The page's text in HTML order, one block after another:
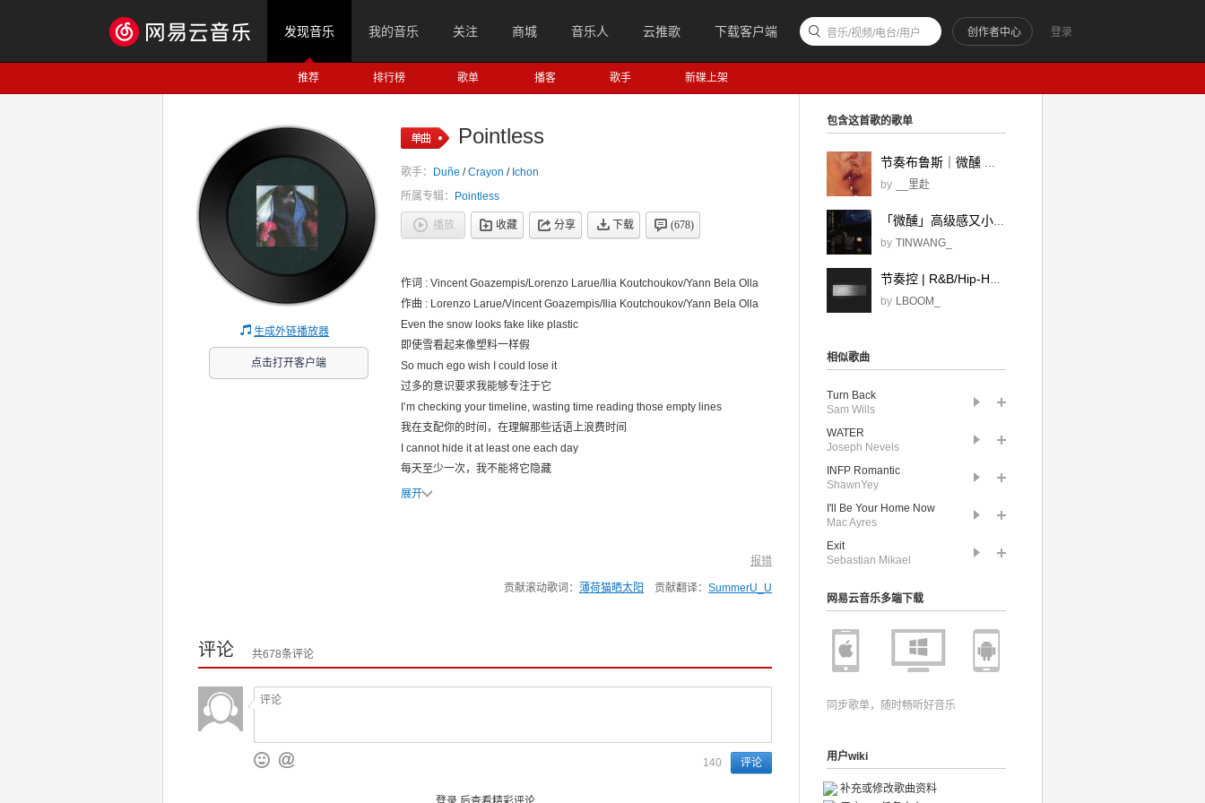
发现音乐 我的音乐 关注 商城 音乐人 云推歌 下载客户端 登录
创作者中心
音乐/视频/电台/用户
推荐 排行榜 歌单 播客 歌手 新碟上架